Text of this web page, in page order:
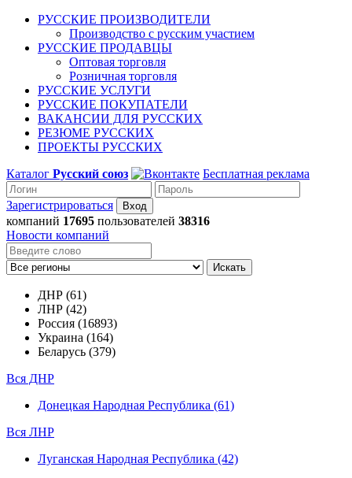
РУССКИЕ ПРОИЗВОДИТЕЛИ
Производство с русским участием
РУССКИЕ ПРОДАВЦЫ
Оптовая торговля
Розничная торговля
РУССКИЕ УСЛУГИ
РУССКИЕ ПОКУПАТЕЛИ
ВАКАНСИИ ДЛЯ РУССКИХ
РЕЗЮМЕ РУССКИХ
ПРОЕКТЫ РУССКИХ
Каталог Русский союз Бесплатная реклама
Зарегистрироваться
компаний 17695 пользователей 38316
Новости компаний
Искать
ДНР (61)
ЛНР (42)
Россия (16893)
Украина (164)
Беларусь (379)
Вся ДНР
Донецкая Народная Республика (61)
Вся ЛНР
Луганская Народная Республика (42)